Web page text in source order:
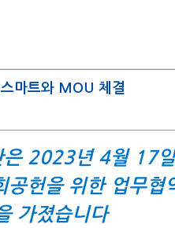
마트와 MOU 체결
은 2023년 4월 17
공헌을 위한 업무협
가졌습니다